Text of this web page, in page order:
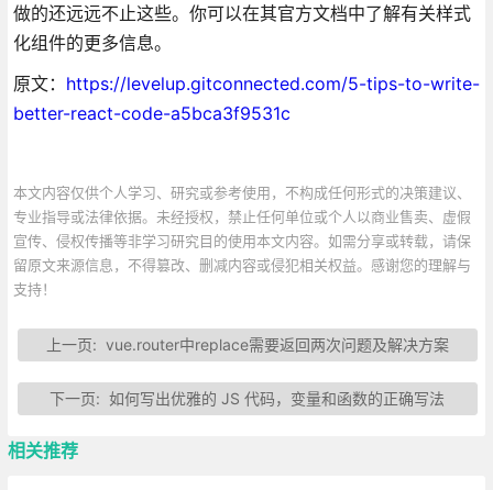
做的还远远不止这些。你可以在其官方文档中了解有关样式
化组件的更多信息。
原文： https://levelup.gitconnected.com/5-tips-to-write-
better-react-code-a5bca3f9531c
本文内容仅供个人学习、研究或参考使用，不构成任何形式的决策建议、
专业指导或法律依据。未经授权，禁止任何单位或个人以商业售卖、虚假
宣传、侵权传播等非学习研究目的使用本文内容。如需分享或转载，请保
留原文来源信息，不得篡改、删减内容或侵犯相关权益。感谢您的理解与
支持！
上一页: vue.router中replace需要返回两次问题及解决方案
下一页:如何写出优雅的 JS 代码，变量和函数的正确写法
相关推荐